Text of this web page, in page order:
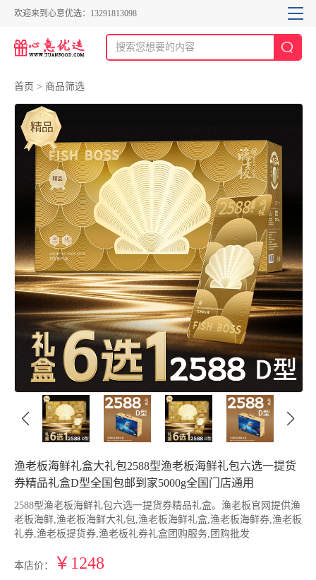
欢迎来到心意优选：13291813098
首页 > 商品筛选
渔老板海鲜礼盒大礼包2588型渔老板海鲜礼包六选一提货
券精品礼盒D型全国包邮到家5000g全国门店通用
2588型渔老板海鲜礼包六选一提货券精品礼盒。渔老板官网提供渔
老板海鲜,渔老板海鲜大礼包,渔老板海鲜礼盒,渔老板海鲜券,渔老板
礼券,渔老板提货券,渔老板礼券礼盒团购服务,团购批发
本店价： ￥1248